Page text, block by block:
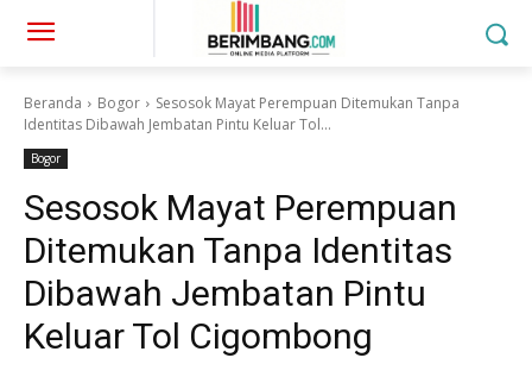
Beranda Bogor
Sesosok Mayat Perempuan Ditemukan Tanpa
Identitas Dibawah Jembatan Pintu Keluar Tol...
Bogor
Sesosok Mayat Perempuan
Ditemukan Tanpa Identitas
Dibawah Jembatan Pintu
Keluar Tol Cigombong